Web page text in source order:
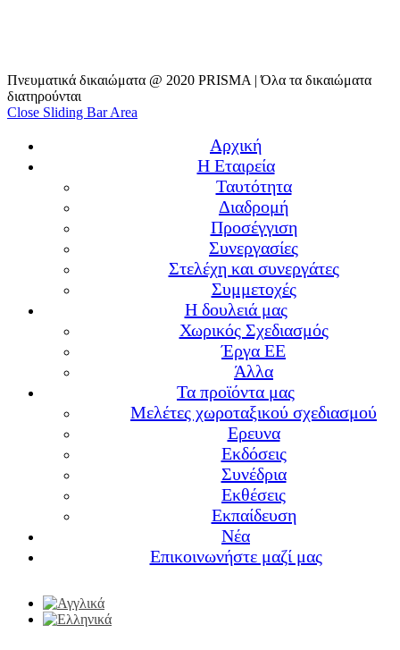
Πνευματικά δικαιώματα @ 2020 PRISMA | Όλα τα δικαιώματα
διατηρούνται
Close Sliding Bar Area
Αρχική
Η Εταιρεία
Ταυτότητα
Διαδρομή
Προσέγγιση
Συνεργασίες
Στελέχη και συνεργάτες
Συμμετοχές
Η δουλειά μας
Χωρικός Σχεδιασμός
Έργα ΕΕ
Άλλα
Τα προϊόντα μας
Μελέτες χωροταξικού σχεδιασμού
Ερευνα
Εκδόσεις
Συνέδρια
Εκθέσεις
Εκπαίδευση
Νέα
Επικοινωνήστε μαζί μας